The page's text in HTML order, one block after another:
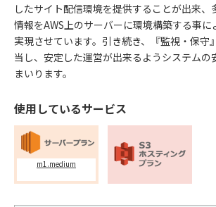
したサイト配信環境を提供することが出来、
情報をAWS上のサーバーに環境構築する事に
実現させています。引き続き、『監視・保
当し、安定した運営が出来るようシステムの
まいります。
使用しているサービス
m1.medium